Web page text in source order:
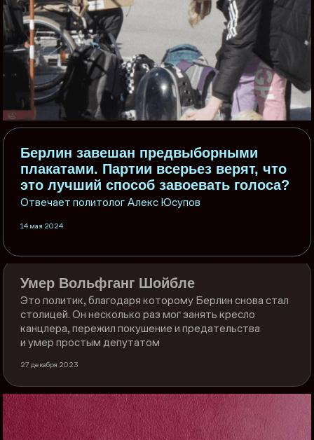
Берлин завешан предвыборными
плакатами. Партии всерьез верят, что
это лучший способ завоевать голоса?
Отвечает политолог Алекс Юсупов
14 мая 2024
Умер Вольфганг Шойбле
Это политик, благодаря которому Берлин снова стал
столицей. Он несколько раз мог занять кресло
канцлера, пережил покушение и предательства
и умер простым депутатом
27 декабря 2023